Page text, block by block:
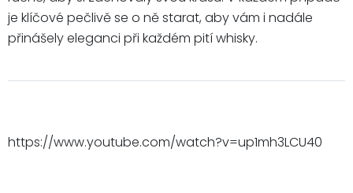
je klíčové pečlivě se o ně starat, aby vám i nadále
přinášely eleganci při každém pití whisky.
https://www.youtube.com/watch?v=up1mh3LCU40